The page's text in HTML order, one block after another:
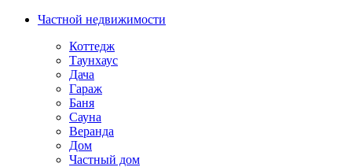
Частной недвижимости
Коттедж
Таунхаус
Дача
Гараж
Баня
Сауна
Веранда
Дом
Частный дом